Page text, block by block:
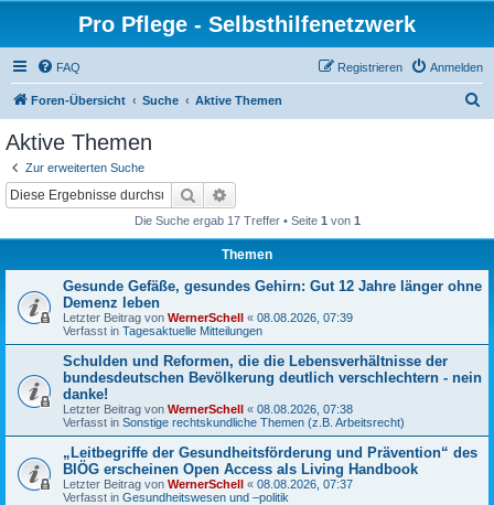
Pro Pflege - Selbsthilfenetzwerk
FAQ Anmelden
Registrieren
Foren-Übersicht Suche Aktive Themen
Aktive Themen
Zur erweiterten Suche
Suche
Die Suche ergab 17 Treffer • Seite 1 von 1
Themen
Gesunde Gefäße, gesundes Gehirn: Gut 12 Jahre länger ohne
Demenz leben
Letzter Beitrag von WernerSchell « 08.08.2026, 07:39
Verfasst in Tagesaktuelle Mitteilungen
Schulden und Reformen, die die Lebensverhältnisse der
bundesdeutschen Bevölkerung deutlich verschlechtern - nein
danke!
Letzter Beitrag von WernerSchell « 08.08.2026, 07:38
Verfasst in Sonstige rechtskundliche Themen (z.B. Arbeitsrecht)
„Leitbegriffe der Gesundheitsförderung und Prävention“ des
BIÖG erscheinen Open Access als Living Handbook
Letzter Beitrag von WernerSchell « 08.08.2026, 07:37
Verfasst in Gesundheitswesen und –politik